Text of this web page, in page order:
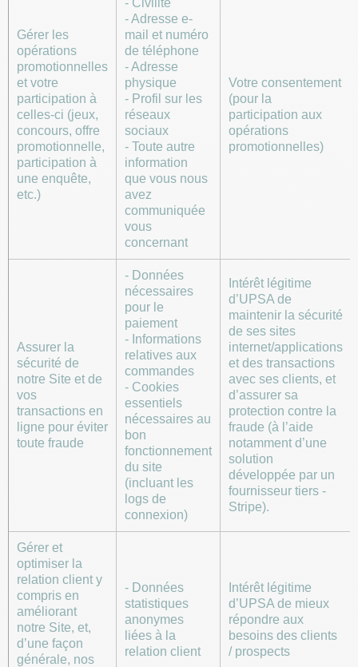
Gérer les
opérations
promotionnelles
et votre
participation à
celles-ci (jeux,
concours, offre
promotionnelle,
participation à
une enquête,
etc.)
- Civilité
- Adresse e-
mail et numéro
de téléphone
- Adresse
physique
- Profil sur les
réseaux
sociaux
- Toute autre
information
que vous nous
avez
communiquée
vous
concernant
Votre consentement
(pour la
participation aux
opérations
promotionnelles)
Assurer la
sécurité de
notre Site et de
vos
transactions en
ligne pour éviter
toute fraude
- Données
nécessaires
pour le
paiement
- Informations
relatives aux
commandes
- Cookies
essentiels
nécessaires au
bon
fonctionnement
du site
(incluant les
logs de
connexion)
Intérêt légitime
d’UPSA de
maintenir la sécurité
de ses sites
internet/applications
et des transactions
avec ses clients, et
d’assurer sa
protection contre la
fraude (à l’aide
notamment d’une
solution
développée par un
fournisseur tiers -
Stripe).
Gérer et
optimiser la
relation client y
compris en
améliorant
notre Site, et,
d’une façon
générale, nos
- Données
statistiques
anonymes
liées à la
relation client
Intérêt légitime
d’UPSA de mieux
répondre aux
besoins des clients
/ prospects